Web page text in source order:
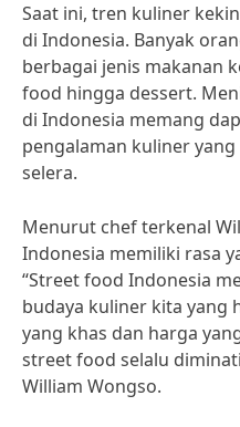
Saat ini, tren kuliner
di Indonesia. Banyak
berbagai jenis makanan
food hingga dessert.
di Indonesia memang
pengalaman kuliner
selera.
Menurut chef terkenal
Indonesia memiliki rasa
“Street food Indonesia
budaya kuliner kita yang
yang khas dan harga
street food selalu
William Wongso.